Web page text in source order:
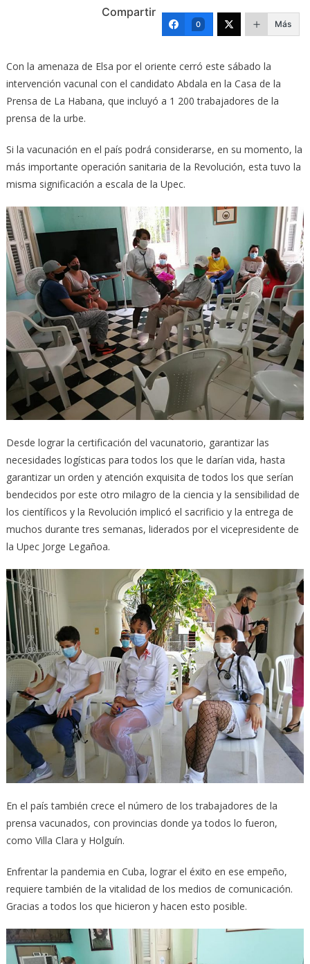
Compartir
0 Más
Con la amenaza de Elsa por el oriente cerró este sábado la
intervención vacunal con el candidato Abdala en la Casa de la
Prensa de La Habana, que incluyó a 1 200 trabajadores de la
prensa de la urbe.
Si la vacunación en el país podrá considerarse, en su momento, la
más importante operación sanitaria de la Revolución, esta tuvo la
misma significación a escala de la Upec.
Desde lograr la certificación del vacunatorio, garantizar las
necesidades logísticas para todos los que le darían vida, hasta
garantizar un orden y atención exquisita de todos los que serían
bendecidos por este otro milagro de la ciencia y la sensibilidad de
los científicos y la Revolución implicó el sacrificio y la entrega de
muchos durante tres semanas, liderados por el vicepresidente de
la Upec Jorge Legañoa.
En el país también crece el número de los trabajadores de la
prensa vacunados, con provincias donde ya todos lo fueron,
como Villa Clara y Holguín.
Enfrentar la pandemia en Cuba, lograr el éxito en ese empeño,
requiere también de la vitalidad de los medios de comunicación.
Gracias a todos los que hicieron y hacen esto posible.